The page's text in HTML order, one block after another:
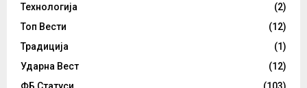
Технологија
(2)
Топ Вести
(12)
Традиција
(1)
Ударна Вест
(12)